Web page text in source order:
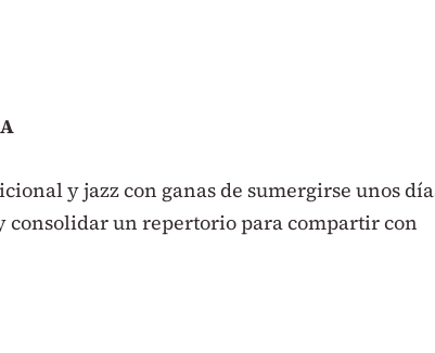
y jazz con ganas de sumergirse unos
un repertorio para compartir con